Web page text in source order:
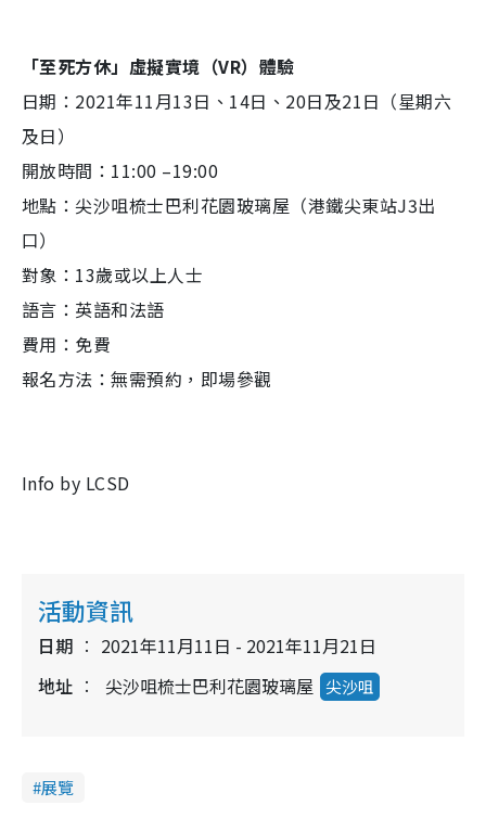
「至死方休」虛擬實境（VR）體驗
日期：2021年11月13日、14日、20日及21日（星期六
及日）
開放時間：11:00 –19:00
地點：尖沙咀梳士巴利花園玻璃屋（港鐵尖東站J3出
口）
對象：13歲或以上人士
語言：英語和法語
費用：免費
報名方法：無需預約，即場參觀
Info by LCSD
活動資訊
日期
2021年11月11日 - 2021年11月21日
地址
尖沙咀梳士巴利花園玻璃屋 尖沙咀
展覽